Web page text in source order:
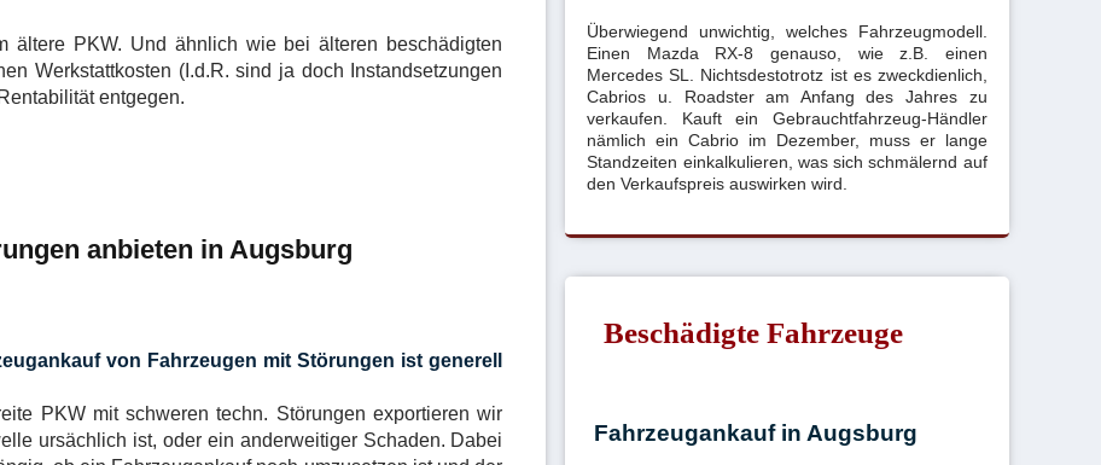
PKW. Und ähnlich wie bei älteren beschädigten
Werkstattkosten (I.d.R. sind ja doch Instandsetzungen
entgegen.
anbieten in Augsburg
von Fahrzeugen mit Störungen ist generell
PKW mit schweren techn. Störungen exportieren wir
ursächlich ist, oder ein anderweitiger Schaden. Dabei
Überwiegend unwichtig, welches Fahrzeugmodell.
Einen Mazda RX-8 genauso, wie z.B. einen
Mercedes SL. Nichtsdestotrotz ist es zweckdienlich,
Cabrios u. Roadster am Anfang des Jahres zu
verkaufen. Kauft ein Gebrauchtfahrzeug-Händler
nämlich ein Cabrio im Dezember, muss er lange
Standzeiten einkalkulieren, was sich schmälernd auf
den Verkaufspreis auswirken wird.
Beschädigte Fahrzeuge
Fahrzeugankauf in Augsburg